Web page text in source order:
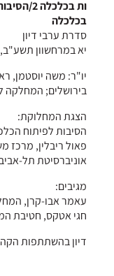
ות
בכלכלה
סדרת ערבי דיון
יא במרחשוון תשע"ב, 8 בנובמבר 2011
יו"ר: משה יוסטמן,
בירושלים; המחלקה
הצגת המחלוקת:
הסיבות לפיתוח
פאול ריבלין, מרכז
אוניברסיטת תל-
מגיבים:
עאמר אבו-קרן,
חגי אטקס, חטיבת
דיון בהשתתפות